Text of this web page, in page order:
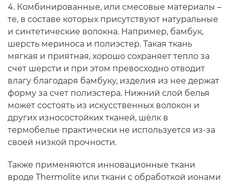
Комбинированные, или смесовые материалы –
те, в составе которых присутствуют натуральные
и синтетические волокна. Например, бамбук,
шерсть мериноса и полиэстер. Такая ткань
мягкая и приятная, хорошо сохраняет тепло за
счет шерсти и при этом превосходно отводит
влагу благодаря бамбуку, изделия из нее держат
форму за счет полиэстера. Нижний слой белья
может состоять из искусственных волокон и
других износостойких тканей, шёлк в
термобелье практически не используется из-за
своей низкой прочности.
Также применяются инновационные ткани
вроде Thermolite или ткани с обработкой ионами